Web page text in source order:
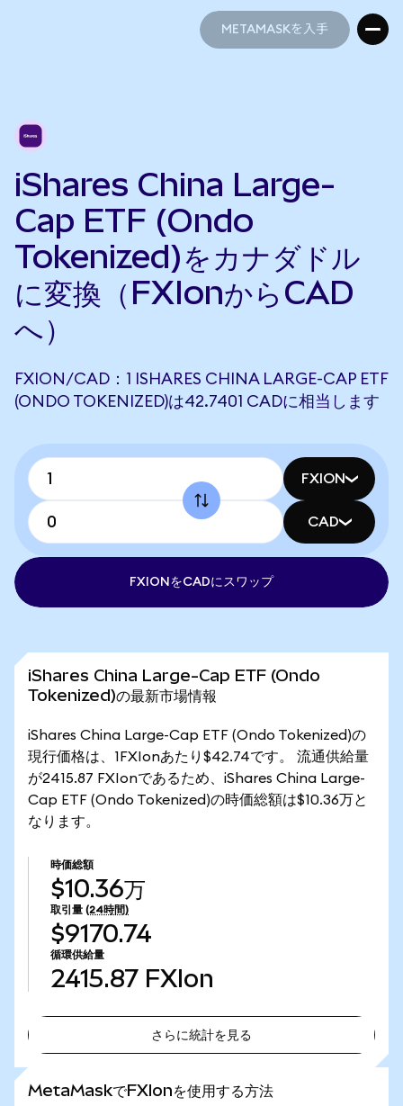
METAMASKを入手
iShares China Large-
Cap ETF (Ondo
Tokenized)をカナダドル
に変換（FXIonからCAD
へ）
FXION/CAD：1 ISHARES CHINA LARGE-CAP ETF
(ONDO TOKENIZED)は42.7401 CADに相当します
FXION
CAD
FXIONをCADにスワップ
iShares China Large-Cap ETF (Ondo
Tokenized)の最新市場情報
iShares China Large-Cap ETF (Ondo Tokenized)の
現行価格は、1FXIonあたり$42.74です。 流通供給量
が2415.87 FXIonであるため、iShares China Large-
Cap ETF (Ondo Tokenized)の時価総額は$10.36万と
なります。
時価総額
$10.36万
取引量 (24時間)
$9170.74
循環供給量
2415.87 FXIon
さらに統計を見る
MetaMaskでFXIonを使用する方法